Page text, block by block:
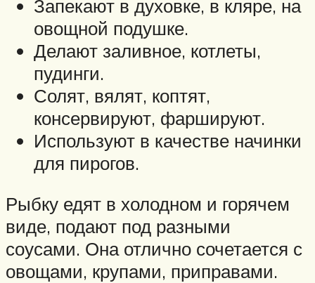
Запекают в духовке, в кляре, на
овощной подушке.
Делают заливное, котлеты,
пудинги.
Солят, вялят, коптят,
консервируют, фаршируют.
Используют в качестве начинки
для пирогов.
Рыбку едят в холодном и горячем
виде, подают под разными
соусами. Она отлично сочетается с
овощами, крупами, приправами.